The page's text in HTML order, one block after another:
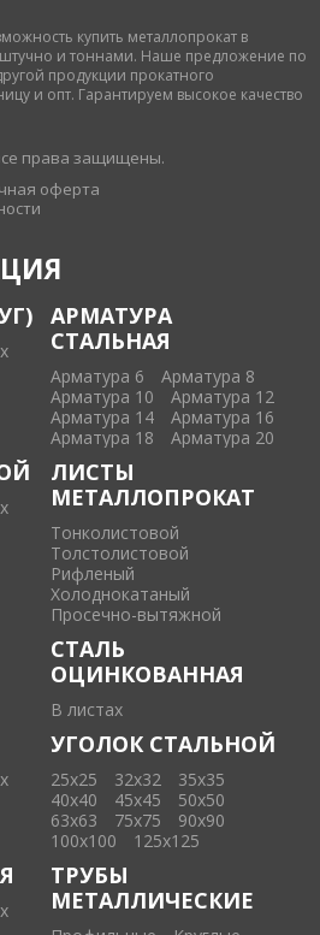
купить металлопрокат в
и тоннами. Наше предложение по
продукции прокатного
и опт. Гарантируем высокое качество
права защищены.
оферта
АРМАТУРА
СТАЛЬНАЯ
Арматура 6
Арматура 8
Арматура 10
Арматура 12
Арматура 14
Арматура 16
Арматура 18
Арматура 20
ЛИСТЫ
МЕТАЛЛОПРОКАТ
Тонколистовой
Толстолистовой
Рифленый
Холоднокатаный
Проcечно-вытяжной
СТАЛЬ
ОЦИНКОВАННАЯ
В листах
УГОЛОК СТАЛЬНОЙ
25х25 32х32
35х35
40х40
45х45
50х50
63х63
75х75
90х90
100х100
125х125
ТРУБЫ
МЕТАЛЛИЧЕСКИЕ